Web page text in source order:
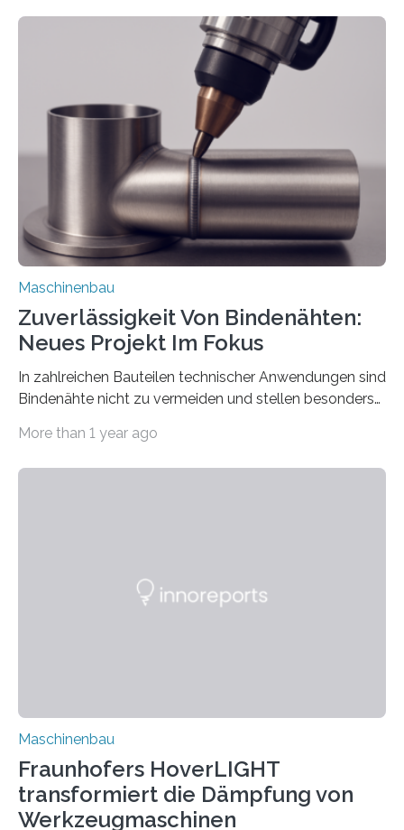
Teile als eine Einheit verpacken. Die Anordnung kann
der Benutzer vorgeben und erhält so mehr Kontrolle
über die Positionierung der Bauteile. Die ebenfalls neue
Automatisierungsschnittstelle dient dazu, die Software
besser in spezifische Unternehmensprozesse
einzubinden. Sankt Augustin – Zur Messe FACHPACK
vom 23. bis 25. September in Nürnberg…
Maschinenbau
Zuverlässigkeit Von Bindenähten:
Neues Projekt Im Fokus
In zahlreichen Bauteilen technischer Anwendungen sind
Bindenähte nicht zu vermeiden und stellen besonders
Matrixmaterials eine große Herausforderung dar.
Durch den verstärkten Einsatz von Rezyklaten
More than 1 year ago
Maschinenbau
Fraunhofers HoverLIGHT
transformiert die Dämpfung von
Werkzeugmaschinen